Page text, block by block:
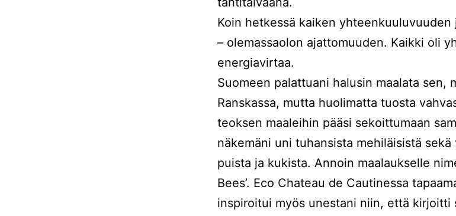
Koin hetkessä kaiken yhteenkuuluvuuden
– olemassaolon ajattomuuden. Kaikki oli
energiavirtaa.
Suomeen palattuani halusin maalata sen,
Ranskassa, mutta huolimatta tuosta
teoksen maaleihin pääsi sekoittumaan
näkemäni uni tuhansista mehiläisistä sekä
puista ja kukista. Annoin maalaukselle
Bees’. Eco Chateau de Cautinessa
inspiroitui myös unestani niin, että kirjoitti